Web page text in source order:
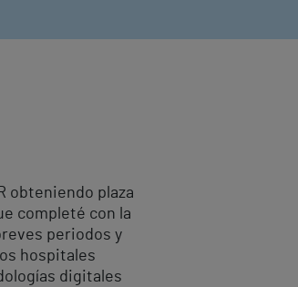
obteniendo plaza
completé con la
periodos y
hospitales
digitales